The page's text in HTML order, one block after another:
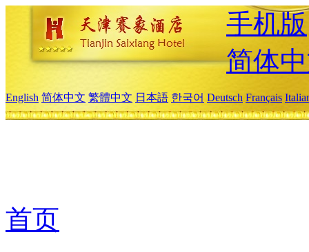
手机版
简体
English 简体中文 繁體中文 日本語 한국어 Deutsch Français
首页